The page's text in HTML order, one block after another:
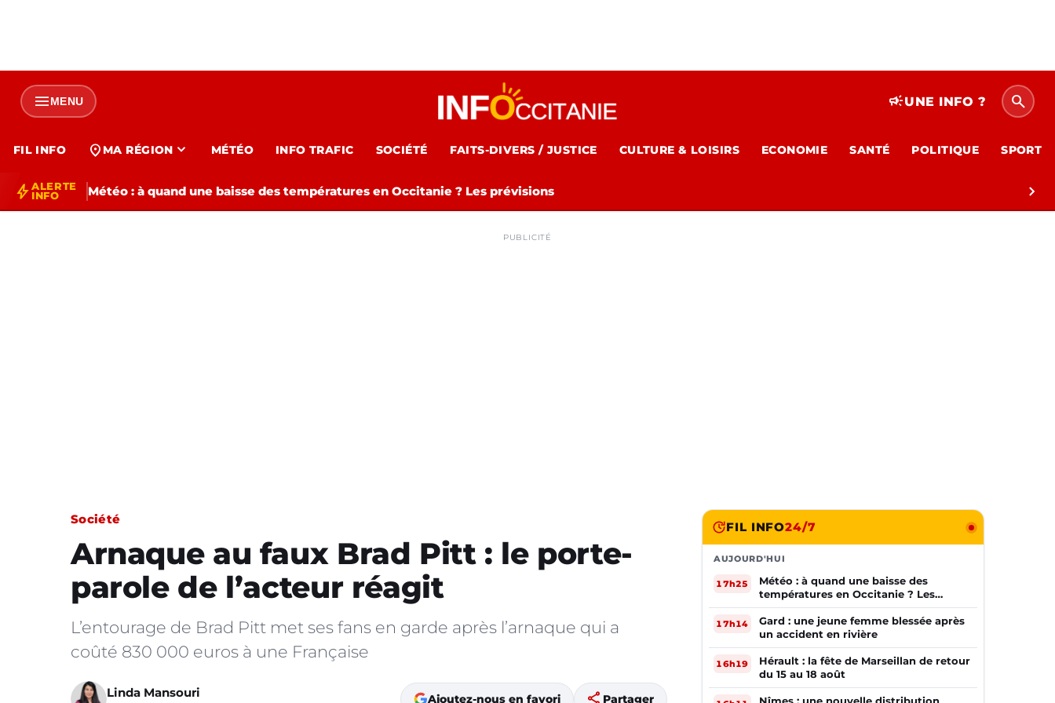
menuMENU campaignUNE INFO ? search
FIL INFO location_on MA RÉGION expand_more MÉTÉO INFO TRAFIC SOCIÉTÉ FAITS-DIVERS / JUSTICE CULTURE & LOISIRS ECONOMIE SANTÉ POLITIQUE SPORT
bolt ALERTE
INFO
Météo : à quand une baisse des températures en Occitanie ? Les prévisions chevron_right
PUBLICITÉ
Société
Arnaque au faux Brad Pitt : le porte-
parole de l’acteur réagit
L’entourage de Brad Pitt met ses fans en garde après l’arnaque qui a
coûté 830 000 euros à une Française
Linda Mansouri Ajoutez-nous en favori share Partager
FIL INFO24/7
AUJOURD'HUI
17h25
Météo : à quand une baisse des
températures en Occitanie ? Les
prévisions
17h14
Gard : une jeune femme blessée après
un accident en rivière
16h19
Hérault : la fête de Marseillan de retour
du 15 au 18 août